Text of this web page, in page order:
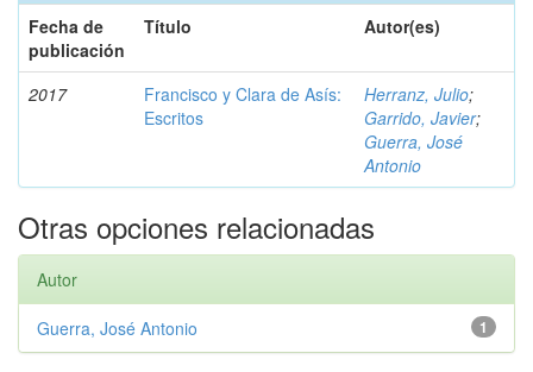
Fecha de
publicación
Título Autor(es)
2017
Francisco y Clara de Asís:
Escritos
Herranz, Julio;
Garrido, Javier;
Guerra, José
Antonio
Otras opciones relacionadas
Autor
1
Guerra, José Antonio